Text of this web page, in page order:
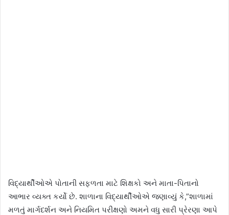
વિદ્યાર્થીઓએ પોતાની સફળતા માટે શિક્ષકો અને માતા-પિતાનો
આભાર વ્યક્ત કર્યો છે. શાળાના વિદ્યાર્થીઓએ જણાવ્યું કે,”શાળામાં
મળતું માર્ગદર્શન અને નિયમિત પરીક્ષણો અમને વધુ સારી પ્રેરણા આપે